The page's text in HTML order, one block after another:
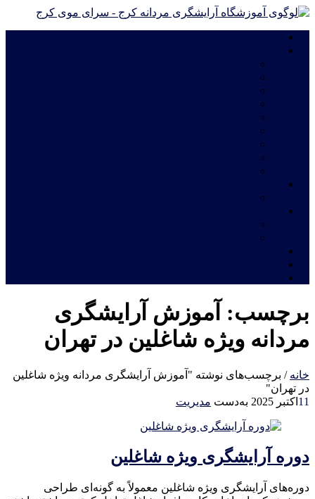
برچسب: آموزش آرایشگری
مردانه ویژه شاغلین در تهران
خانه / برچسب‌های نوشته "آموزش آرایشگری مردانه ویژه شاغلین
در تهران"
11 اکتبر 2025 به‌دست مدیریت
دوره آرایشگری ویژه شاغلین
دوره‌های آرایشگری ویژه شاغلین معمولاً به گونه‌ای طراحی